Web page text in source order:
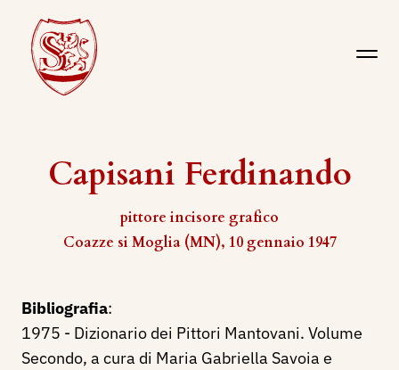
Capisani Ferdinando
pittore incisore grafico
Coazze si Moglia (MN), 10 gennaio 1947
Bibliografia:
1975 - Dizionario dei Pittori Mantovani. Volume
Secondo, a cura di Maria Gabriella Savoia e